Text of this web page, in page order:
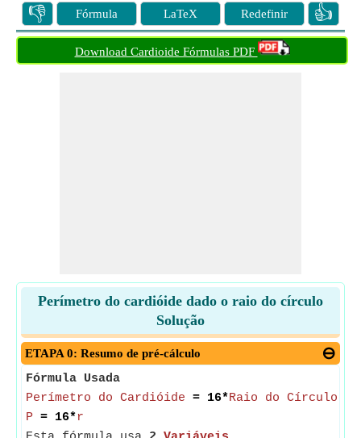
👎 Fórmula LaTeX Redefinir 👍
Download Cardioide Fórmulas PDF
Perímetro do cardióide dado o raio do círculo
Solução
ETAPA 0: Resumo de pré-cálculo
Fórmula Usada
Perímetro do Cardióide = 16*Raio do Círculo
P = 16*r